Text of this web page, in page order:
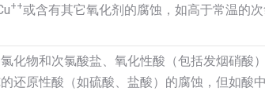
++或含有其它氧化剂的腐蚀，如高于常温的
化物和次氯酸盐、氧化性酸（包括发烟硝酸
还原性酸（如硫酸、盐酸）的腐蚀，但如酸